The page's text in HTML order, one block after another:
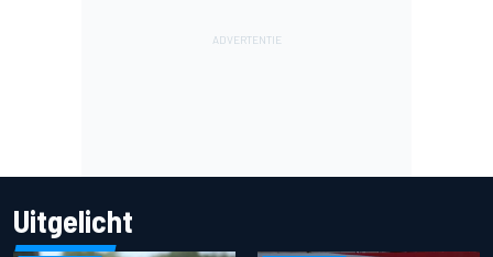
Uitgelicht